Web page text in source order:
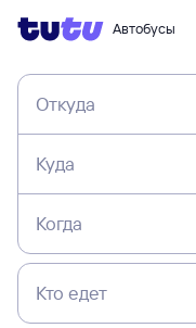
Автобусы
Откуда
Куда
Когда
Кто едет